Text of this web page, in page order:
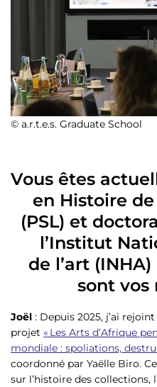
© a.r.t.e.s. Graduate School
Vous êtes
en Histoire de
(PSL) et
l’Institut
de l’art
sont vos
Joël : Depuis 2025, j’ai
projet « Les Arts d’Afrique
mondiale : spoliations,
coordonné par Yaëlle Biro.
sur l’histoire des